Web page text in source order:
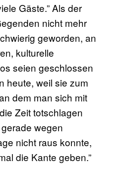
Gäste.” Als der
nicht mehr
geworden, an
kulturelle
seien geschlossen
heute, weil sie zum
dem man sich mit
Zeit totschlagen
wegen
nicht raus konnte,
die Kante geben.”